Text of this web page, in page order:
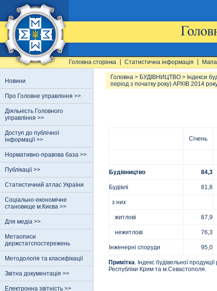
Головна сторінка Статистична інформація
Новини
Про Головне управління >>
Діяльність Головного
управління >>
Доступ до публічної
інформації >>
Нормативно-правова база >>
Публікації >>
Статистичний атлас України
Соціально-економічне
становище м.Києва >>
Для медіа >>
Метаописи
держстатспостережень
Методологія та класифікації
Звітна документація >>
Електронна звітність >>
Головна > БУДІВНИЦТВО > Індекси
період з початку року) АРХІВ 2014
Січень
Будівництво 84,3
Будівлі 81,8
з них
житлові 87,9
нежитлові 76,3
Інженерні споруди 95,0
Примітка. Індекс будівельної
Республіки Крим та м.Севастополя.